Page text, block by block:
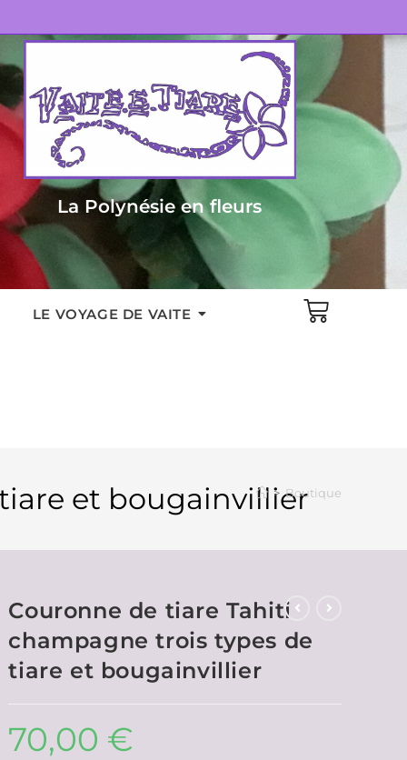
La Polynésie en fleurs
LE VOYAGE DE VAITE
et bougainvillier
> Boutique
Couronne de tiare Tahiti
champagne trois types de
tiare et bougainvillier
70,00 €